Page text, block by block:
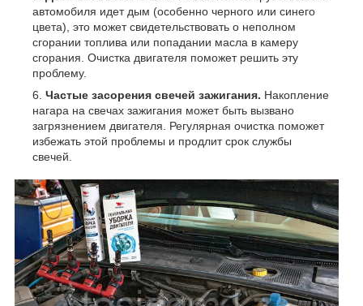
автомобиля идет дым (особенно черного или синего
цвета), это может свидетельствовать о неполном
сгорании топлива или попадании масла в камеру
сгорания. Очистка двигателя поможет решить эту
проблему.
Частые засорения свечей зажигания. Накопление
нагара на свечах зажигания может быть вызвано
загрязнением двигателя. Регулярная очистка поможет
избежать этой проблемы и продлит срок службы
свечей.